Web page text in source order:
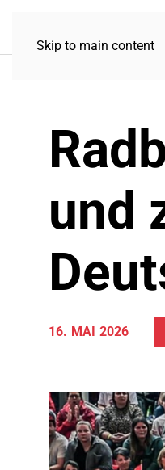
Skip to main content
und
16. MAI 2026